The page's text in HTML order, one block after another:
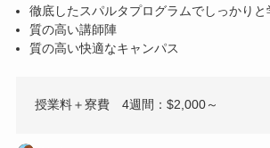
徹底したスパルタプログラムでしっかりと
質の高い講師陣
質の高い快適なキャンパス
授業料＋寮費 4週間：$2,000～